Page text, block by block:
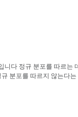
다 정규 분포를 따르는
분포를 따르지 않는다